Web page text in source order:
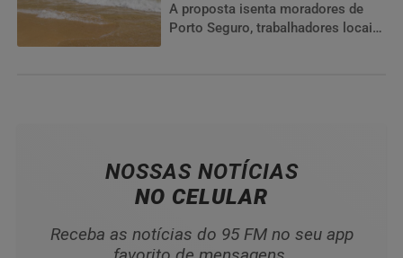
A proposta isenta moradores de
Porto Seguro, trabalhadores locais,
NOSSAS NOTÍCIAS
NO CELULAR
Receba as notícias do 95 FM no seu app